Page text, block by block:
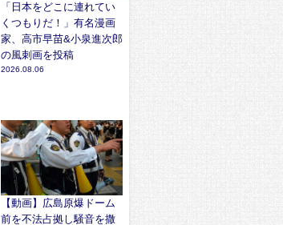
「日本をどこに連れてい
くつもりだ！」有名漫画
家、高市早苗&小泉進次郎
の風刺画を投稿
2026.08.06
【動画】広島原爆ドーム
前を不法占拠し騒音を撒